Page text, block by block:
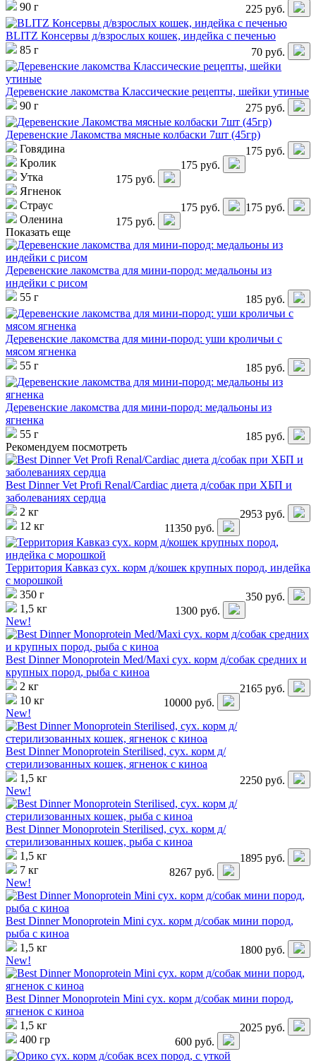
90 г 225 руб.
BLITZ Консервы д/взрослых кошек, индейка с печенью
85 г
70 руб.
Деревенские лакомства Классические рецепты, шейки утиные
90 г
275 руб.
Деревенские Лакомства мясные колбаски 7шт (45гр)
Говядина
175 руб.
Кролик
175 руб.
Утка
175 руб.
Ягненок
175 руб.
Страус 175 руб.
Оленина
175 руб.
Показать еще
Деревенские лакомства для мини-пород: медальоны из
индейки с рисом
55 г
185 руб.
Деревенские лакомства для мини-пород: уши кроличьи с
мясом ягненка
55 г
185 руб.
Деревенские лакомства для мини-пород: медальоны из
ягненка
55 г
185 руб.
Рекомендуем посмотреть
Best Dinner Vet Profi Renal/Cardiac диета д/собак при ХБП и
заболеваниях сердца
2 кг
2953 руб.
12 кг
11350 руб.
Территория Кавказ сух. корм д/кошек крупных пород, индейка
с морошкой
350 г
350 руб.
1,5 кг
1300 руб.
New!
Best Dinner Monoprotein Med/Maxi сух. корм д/собак средних и
крупных пород, рыба с киноа
2 кг
2165 руб.
10 кг
10000 руб.
New!
Best Dinner Monoprotein Sterilised, сух. корм д/
стерилизованных кошек, ягненок с киноа
1,5 кг
2250 руб.
New!
Best Dinner Monoprotein Sterilised, сух. корм д/
стерилизованных кошек, рыба с киноа
1,5 кг
1895 руб.
7 кг
8267 руб.
New!
Best Dinner Monoprotein Mini сух. корм д/собак мини пород,
рыба с киноа
1,5 кг
1800 руб.
New!
Best Dinner Monoprotein Mini сух. корм д/собак мини пород,
ягненок с киноа
1,5 кг
2025 руб.
400 гр
600 руб.